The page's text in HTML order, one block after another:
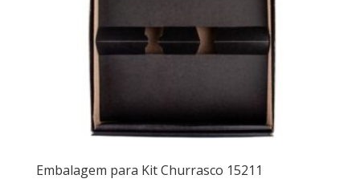
Embalagem para Kit Churrasco 15211